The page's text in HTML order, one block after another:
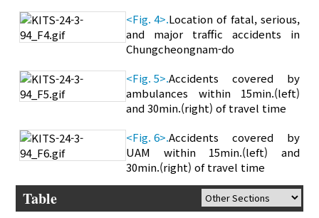
<Fig. 4>.Location of fatal, serious,
and major traffic accidents in
Chungcheongnam-do
<Fig. 5>.Accidents covered by
ambulances within 15min.(left)
and 30min.(right) of travel time
<Fig. 6>.Accidents covered by
UAM within 15min.(left) and
30min.(right) of travel time
Table